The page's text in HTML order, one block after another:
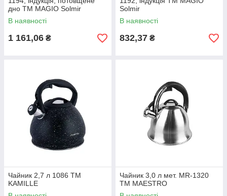
дно ТМ MAGIO Solmir
В наявності
1 161,06 ₴
Solmir
В наявності
832,37 ₴
Чайник 2,7 л 1086 ТМ
KAMILLE
Чайник 3,0 л мет. MR-1320
ТМ MAESTRO